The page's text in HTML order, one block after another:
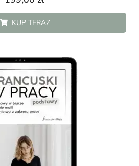
5.00
ocen
klientów
KUP TERAZ